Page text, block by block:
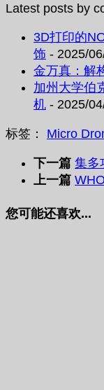
Latest posts by
3D打印的
饰 - 2025/
金万真：解
加州大学伯
机 - 2025/
标签： Micro
下一篇 集多
上一篇
您可能还喜欢...